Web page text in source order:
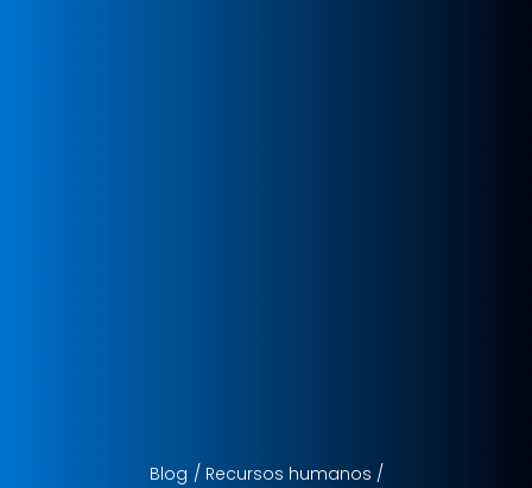
Blog / Recursos humanos /